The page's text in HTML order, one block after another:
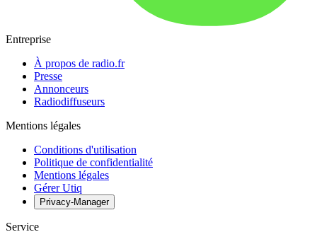
Entreprise
À propos de radio.fr
Presse
Annonceurs
Radiodiffuseurs
Mentions légales
Conditions d'utilisation
Politique de confidentialité
Mentions légales
Gérer Utiq
Privacy-Manager
Service